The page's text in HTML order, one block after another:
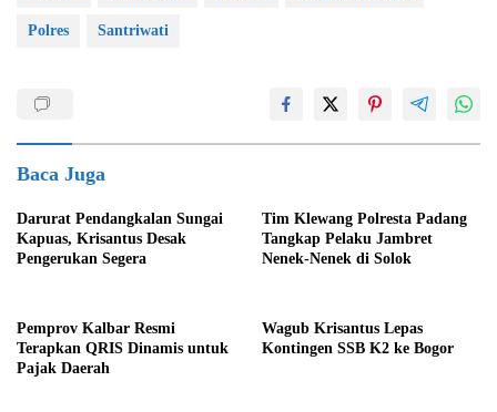
Polres Santriwati
Baca Juga
Darurat Pendangkalan Sungai
Kapuas, Krisantus Desak
Pengerukan Segera
Tim Klewang Polresta Padang
Tangkap Pelaku Jambret
Nenek-Nenek di Solok
Pemprov Kalbar Resmi
Terapkan QRIS Dinamis untuk
Pajak Daerah
Wagub Krisantus Lepas
Kontingen SSB K2 ke Bogor